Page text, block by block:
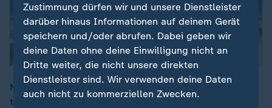
Nach einem Jahr wird der Welt-Journalist Yücel aus
türkischer Haft entlassen. "Der Fall Yücel war eine
Zustimmung dürfen wir und unsere Dienstleister
darüber hinaus Informationen auf deinem Gerät
speichern und/oder abrufen. Dabei geben wir
deine Daten ohne deine Einwilligung nicht an
Dritte weiter, die nicht unsere direkten
Dienstleister sind. Wir verwenden deine Daten
auch nicht zu kommerziellen Zwecken.